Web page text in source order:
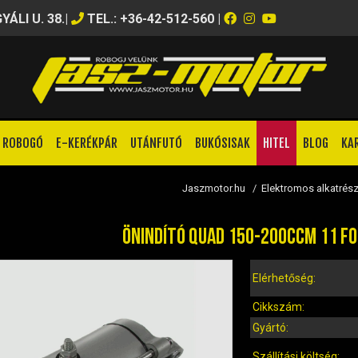
U. 38.| TEL.: +36-42-512-560 |
ROBOGÓ E-KERÉKPÁR UTÁNFUTÓ BUKÓSISAK HITEL BLOG
Jaszmotor.hu /Elektromos
ÖNINDÍTÓ QUAD 150-200CCM 11
Elérhetőség:
Cikkszám:
Gyártó: